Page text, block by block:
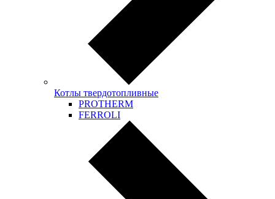
Котлы твердотопливные
PROTHERM
FERROLI